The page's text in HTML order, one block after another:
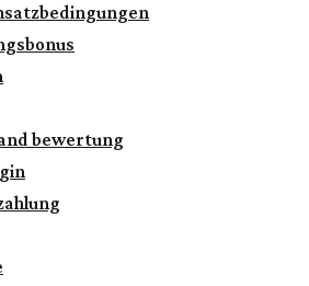
bewertung